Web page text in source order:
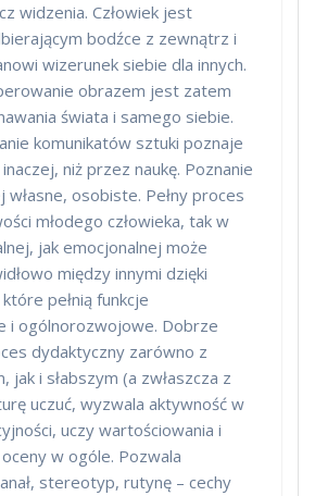
widzenia. Człowiek jest
bodźce z zewnątrz i
wizerunek siebie dla innych.
obrazem jest zatem
świata i samego siebie.
komunikatów sztuki poznaje
niż przez naukę. Poznanie
osobiste. Pełny proces
młodego człowieka, tak w
jak emocjonalnej może
między innymi dzięki
pełnią funkcje
i ogólnorozwojowe. Dobrze
dydaktyczny zarówno z
jak i słabszym (a zwłaszcza z
uczuć, wyzwala aktywność w
uczy wartościowania i
w ogóle. Pozwala
stereotyp, rutynę – cechy